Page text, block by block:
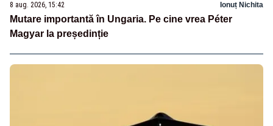
8 aug. 2026, 15:42 Ionuț Nichita
Mutare importantă în Ungaria. Pe cine vrea Péter
Magyar la președinție